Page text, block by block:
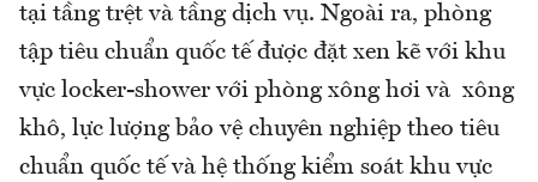
tại tầng trệt và tầng dịch vụ. Ngoài ra, phòng
tập tiêu chuẩn quốc tế được đặt xen kẽ với khu
vực locker-shower với phòng xông hơi và xông
khô, lực lượng bảo vệ chuyên nghiệp theo tiêu
chuẩn quốc tế và hệ thống kiểm soát khu vực